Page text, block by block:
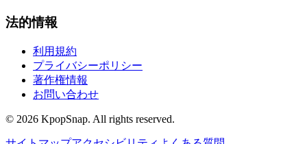
法的情報
利用規約
プライバシーポリシー
著作権情報
お問い合わせ
© 2026 KpopSnap. All rights reserved.